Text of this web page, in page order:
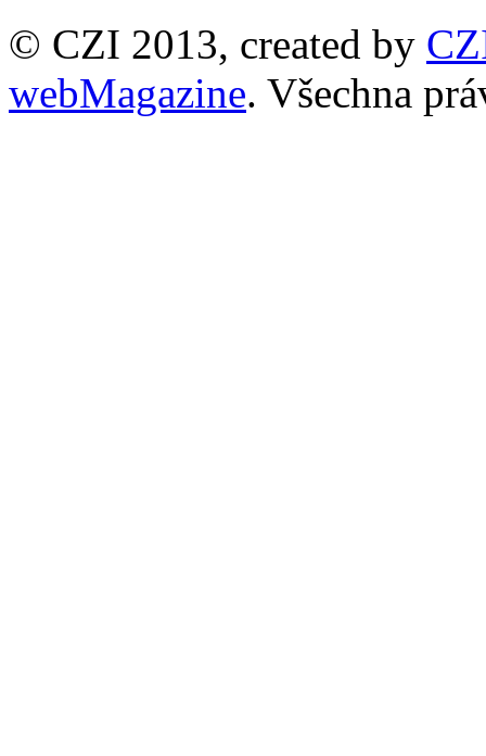
© CZI 2013, created by
webMagazine. Všechna